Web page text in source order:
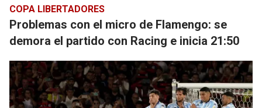
COPA LIBERTADORES
Problemas con el micro de Flamengo: se
demora el partido con Racing e inicia 21:50